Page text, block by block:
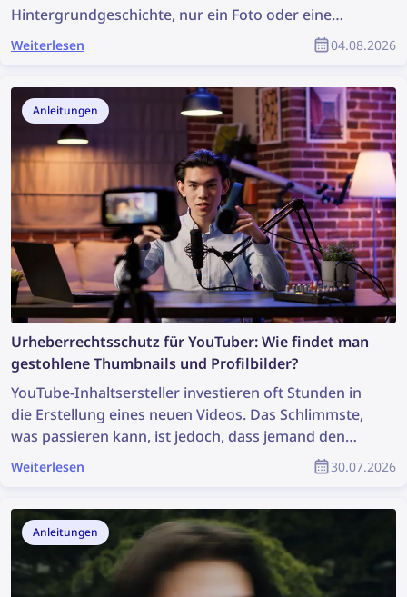
Hintergrundgeschichte, nur ein Foto oder eine
Aufnahme. Reicht das aus, um eine Ermittlung zu
beginnen? Es ist vielleicht nicht ideal, aber es reicht
wertvolle Informationen aufdecken und die
Ermittlung unterstützen kann. Wie kann man also
anhand eines Fotos weitere Informationen finden?
Weiterlesen 04.08.2026
Anleitungen
Urheberrechtsschutz für YouTuber: Wie findet man
gestohlene Thumbnails und Profilbilder?
YouTube-Inhaltsersteller investieren oft Stunden in
die Erstellung eines neuen Videos. Das Schlimmste,
was passieren kann, ist jedoch, dass jemand den
Inhalt einfach stiehlt, unerlaubt weiterverwendet
und der eigentliche Urheber keinerlei Anerkennung
finden und dein Urheberrecht als Teil der YouTube-
Gemeinschaft schützen?
Weiterlesen 30.07.2026
Anleitungen